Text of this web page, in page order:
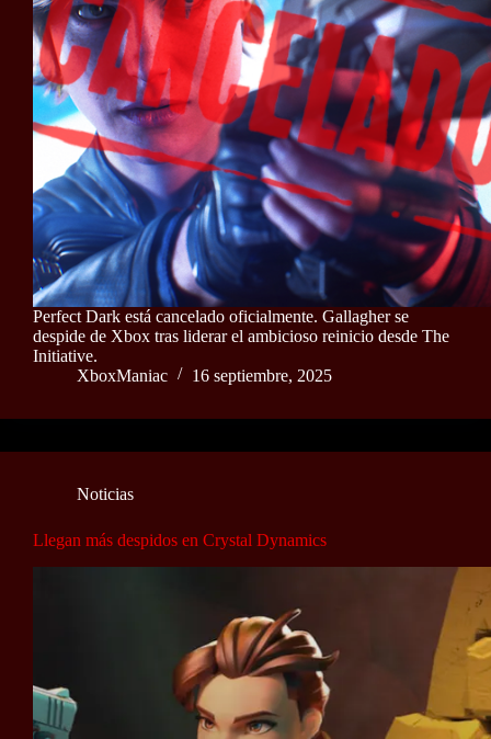
Perfect Dark está cancelado oficialmente. Gallagher se
despide de Xbox tras liderar el ambicioso reinicio desde The
Initiative.
XboxManiac
16 septiembre, 2025
Noticias
Llegan más despidos en Crystal Dynamics